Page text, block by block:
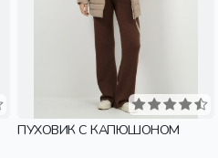
ПУХОВИК С КАПЮШОНОМ